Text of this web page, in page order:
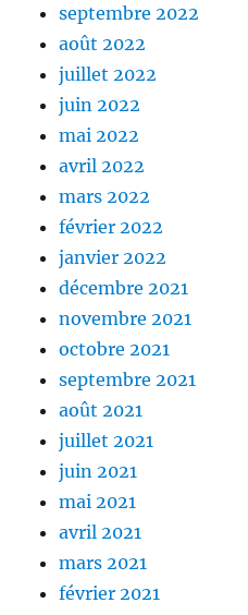
septembre 2022
août 2022
juillet 2022
juin 2022
mai 2022
avril 2022
mars 2022
février 2022
janvier 2022
décembre 2021
novembre 2021
octobre 2021
septembre 2021
août 2021
juillet 2021
juin 2021
mai 2021
avril 2021
mars 2021
février 2021